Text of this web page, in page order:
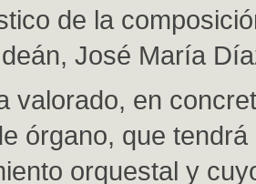
de la
José María
valorado, en
órgano, que tendrá
orquestal y